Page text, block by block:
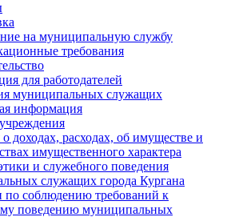
на муниципальную службу
требования
для работодателей
муниципальных служащих
информация
доходах, расходах, об имуществе и
имущественного характера
и служебного поведения
служащих города Кургана
по соблюдению требований к
поведению муниципальных